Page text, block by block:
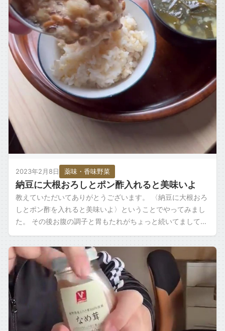
2023年2月8日 薬味・香味野菜
納豆に大根おろしとポン酢入れると美味いよ
教えていただいてありがとうございます。 〈納豆に大根おろ
しとポン酢を入れると美味いよ〉ということでやってみまし
た。 その後お腹の調子と胃もたれがちょっと続いてまして。